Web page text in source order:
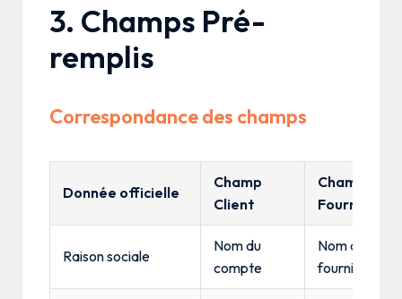
3. Champs Pré-
remplis
Correspondance des champs
Donnée officielle
Champ
Client
Champ
Fournisseur
Raison sociale
Nom du
compte
Nom du
fournisseur